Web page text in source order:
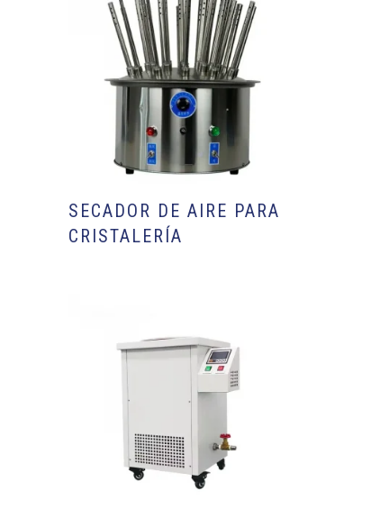
SECADOR DE AIRE PARA
CRISTALERÍA